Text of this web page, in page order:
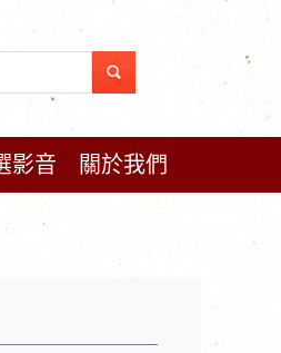
影音 關於我們